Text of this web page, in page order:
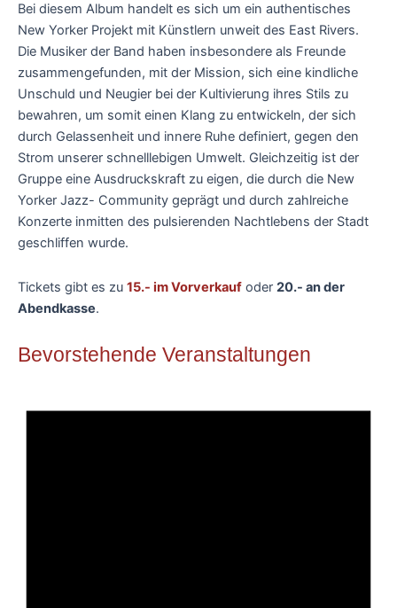
Bei diesem Album handelt es sich um ein authentisches
New Yorker Projekt mit Künstlern unweit des East Rivers.
Die Musiker der Band haben insbesondere als Freunde
zusammengefunden, mit der Mission, sich eine kindliche
Unschuld und Neugier bei der Kultivierung ihres Stils zu
bewahren, um somit einen Klang zu entwickeln, der sich
durch Gelassenheit und innere Ruhe definiert, gegen den
Strom unserer schnelllebigen Umwelt. Gleichzeitig ist der
Gruppe eine Ausdruckskraft zu eigen, die durch die New
Yorker Jazz- Community geprägt und durch zahlreiche
Konzerte inmitten des pulsierenden Nachtlebens der Stadt
geschliffen wurde.
Tickets gibt es zu 15.- im Vorverkauf oder 20.- an der
Abendkasse.
Bevorstehende Veranstaltungen